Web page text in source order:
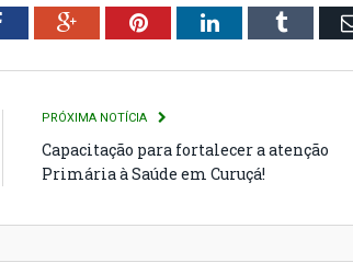
FacebookGoogle+PinterestLinkedInTumblr
PRÓXIMA NOTÍCIA
Capacitação para fortalecer a atenção
Primária à Saúde em Curuçá!